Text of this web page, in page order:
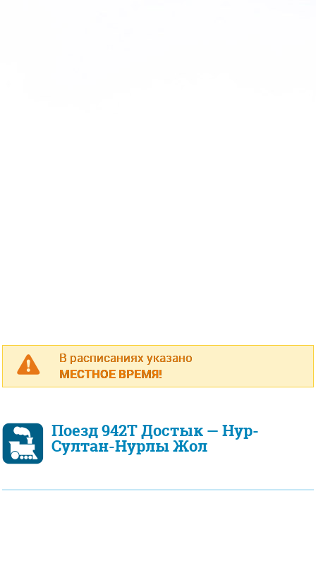
В расписаниях указано
МЕСТНОЕ ВРЕМЯ!
Поезд 942Т Достык — Нур-
Султан-Нурлы Жол